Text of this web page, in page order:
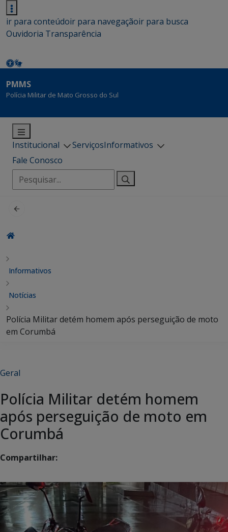
ir para conteúdoir para navegaçãoir para busca
Ouvidoria Transparência
PMMS
Polícia Militar de Mato Grosso do Sul
Institucional ServiçosInformativos
Fale Conosco
Pesquisar
por:
Informativos
Notícias
Polícia Militar detém homem após perseguição de moto
em Corumbá
Geral
Polícia Militar detém homem
após perseguição de moto em
Corumbá
Compartilhar: